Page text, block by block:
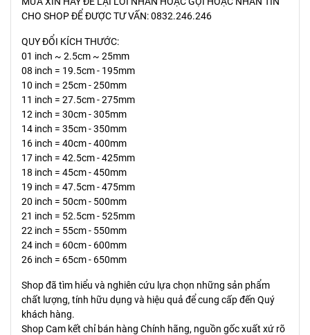
CHO SHOP ĐỂ ĐƯỢC TƯ VẤN: 0832.246.246
QUY ĐỔI KÍCH THƯỚC:
01 inch ~ 2.5cm ~ 25mm
08 inch = 19.5cm - 195mm
10 inch = 25cm - 250mm
11 inch = 27.5cm - 275mm
12 inch = 30cm - 305mm
14 inch = 35cm - 350mm
16 inch = 40cm - 400mm
17 inch = 42.5cm - 425mm
18 inch = 45cm - 450mm
19 inch = 47.5cm - 475mm
20 inch = 50cm - 500mm
21 inch = 52.5cm - 525mm
22 inch = 55cm - 550mm
24 inch = 60cm - 600mm
26 inch = 65cm - 650mm
Shop đã tìm hiểu và nghiên cứu lựa chọn những sản phẩm
chất lượng, tính hữu dụng và hiệu quả để cung cấp đến Quý
khách hàng.
Shop Cam kết chỉ bán hàng Chính hãng, nguồn gốc xuất xứ rõ